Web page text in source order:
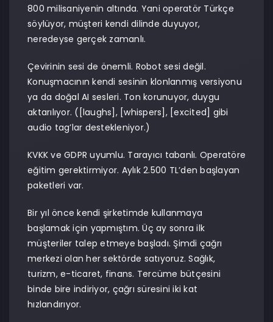
800 milisaniyenin altında. Yani operatör Türkçe
söylüyor, müşteri kendi dilinde duyuyor,
neredeyse gerçek zamanlı.
Çevirinin sesi de önemli. Robot sesi değil.
Konuşmacının kendi sesinin klonlanmış versiyonu
ya da doğal AI sesleri. Ton korunuyor, duygu
aktarılıyor. ([laughs], [whispers], [excited] gibi
audio tag’lar destekleniyor.)
KVKK ve GDPR uyumlu. Tarayıcı tabanlı. Operatöre
eğitim gerektirmiyor. Aylık 2.500 TL’den başlayan
paketleri var.
Bir yıl önce kendi şirketimde kullanmaya
başlamak için yapmıştım. Üç ay sonra ilk
müşteriler talep etmeye başladı. Şimdi çağrı
merkezi olan her sektörde satıyoruz. Sağlık,
turizm, e-ticaret, finans. Tercüme bütçesini
binde bire indiriyor, çağrı süresini iki kat
hızlandırıyor.